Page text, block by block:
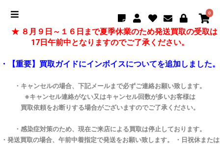
0
★ ８月９日～１６日まで夏季休業のため発送買取の受取は
17日午前中となりますのでご了承ください。
・【重要】買取ガイドにインボイスについてを追加しました。
・キャンセルの場合、下記メールまで必ずご連絡お願い致します。
※キャンセル連絡がない又はキャンセル回数が多いお客様は
買取依頼をお断りする場合がございますのでご了承ください。
・感染症対策のため、現在ご来店による買取は停止しております。
・発送買取の場合、午前中着指定で発送をお願い致します。 ・日祝休または